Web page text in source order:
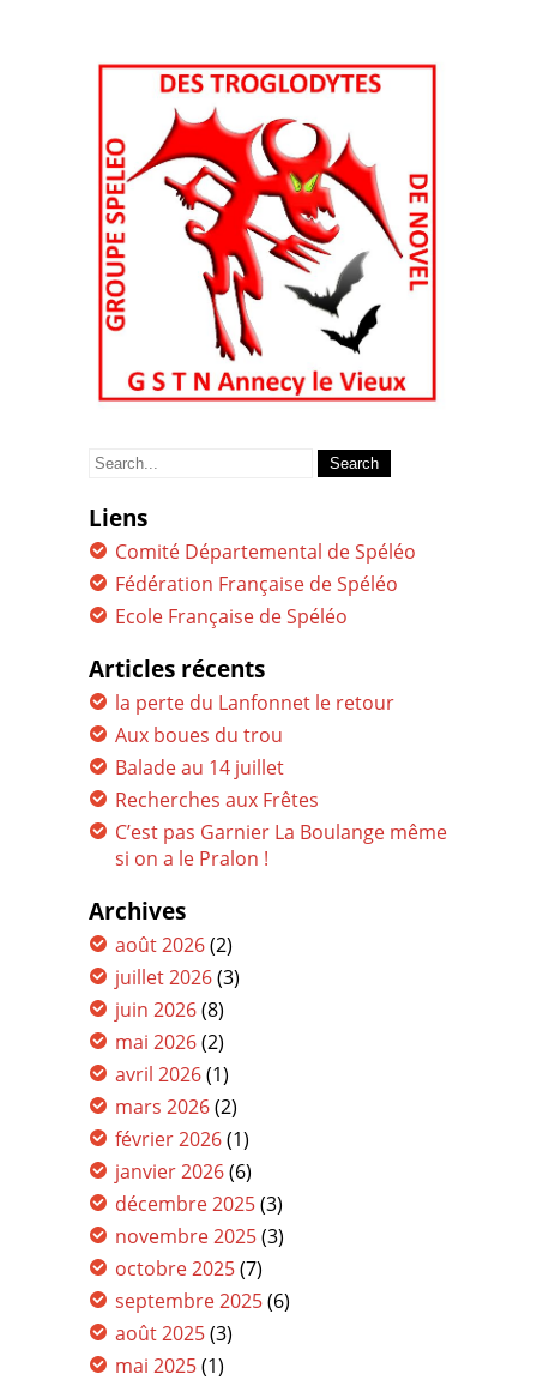
Search
Liens
Comité Départemental de Spéléo
Fédération Française de Spéléo
Ecole Française de Spéléo
Articles récents
la perte du Lanfonnet le retour
Aux boues du trou
Balade au 14 juillet
Recherches aux Frêtes
C’est pas Garnier La Boulange même
si on a le Pralon !
Archives
août 2026(2)
juillet 2026(3)
juin 2026(8)
mai 2026(2)
avril 2026(1)
mars 2026(2)
février 2026(1)
janvier 2026(6)
décembre 2025(3)
novembre 2025(3)
octobre 2025(7)
septembre 2025(6)
août 2025(3)
mai 2025(1)